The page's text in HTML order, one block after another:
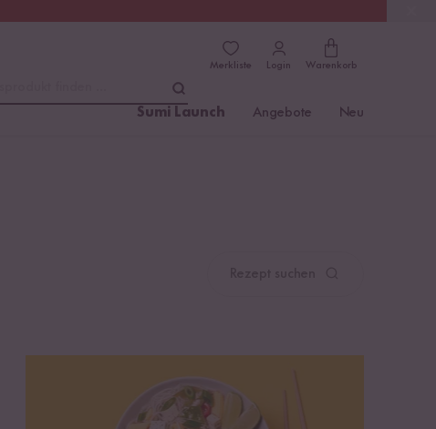
Merkliste Login Warenkorb
Sumi Launch Angebote Neu